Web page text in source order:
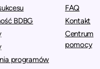
BDBG
programów
FAQ
Kontakt
Centrum
pomocy